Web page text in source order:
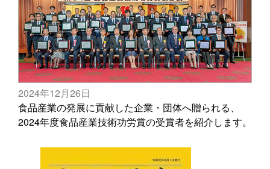
2024年12月26日
食品産業の発展に貢献した企業・団体へ贈られる、
2024年度食品産業技術功労賞の受賞者を紹介します。